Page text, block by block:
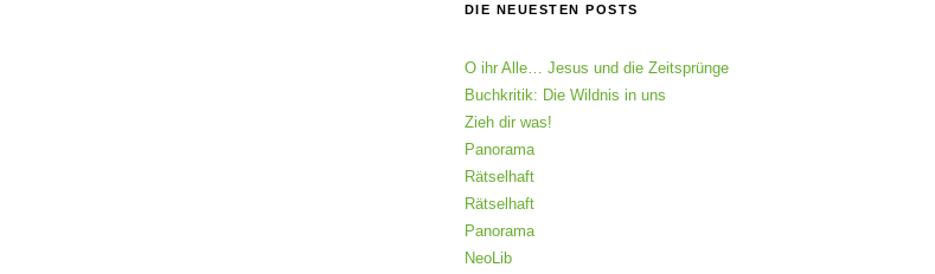
DIE NEUESTEN POSTS
O ihr Alle… Jesus und die Zeitsprünge
Buchkritik: Die Wildnis in uns
Zieh dir was!
Panorama
Rätselhaft
Rätselhaft
Panorama
NeoLib